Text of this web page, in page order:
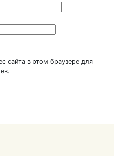
сайта в этом браузере для